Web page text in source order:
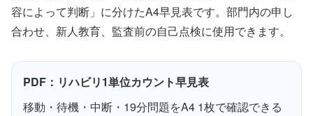
容によって判断」に分けたA4早見表です。部門内の申し
合わせ、新人教育、監査前の自己点検に使用できます。
PDF：リハビリ1単位カウント早見表
移動・待機・中断・19分問題をA4 1枚で確認できる